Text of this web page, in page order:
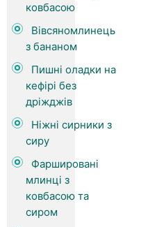
ковбасою
Вівсяномлинець
з бананом
Пишні оладки на
кефірі без
дріжджів
Ніжні сирники з
сиру
Фаршировані
млинці з
ковбасою та
сиром